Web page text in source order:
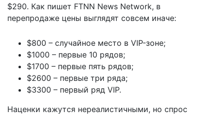
$290. Как пишет FTNN News Network, в
перепродаже цены выглядят совсем иначе:
$800 – случайное место в VIP-зоне;
$1000 – первые 10 рядов;
$1700 – первые пять рядов;
$2600 – первые три ряда;
$3300 – первый ряд VIP.
Наценки кажутся нереалистичными, но спрос